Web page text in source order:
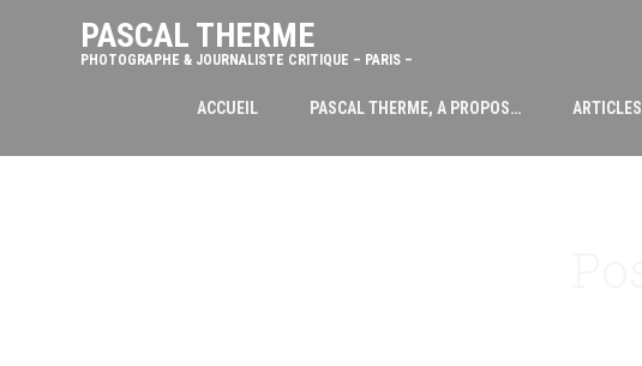
PASCAL THERME
PHOTOGRAPHE & JOURNALISTE CRITIQUE – PARIS –
ACCUEIL PASCAL THERME, A PROPOS… ARTICLES